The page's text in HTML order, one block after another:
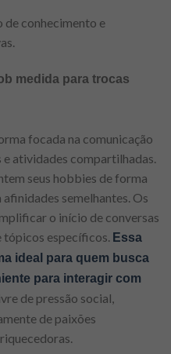
conhecimento e
medida para trocas
focada na comunicação
e atividades compartilhadas.
seus hobbies de forma
semelhantes. Os
o início de conversas
tópicos específicos. Essa
ideal para quem busca
para interagir com
de pressão social,
de paixões